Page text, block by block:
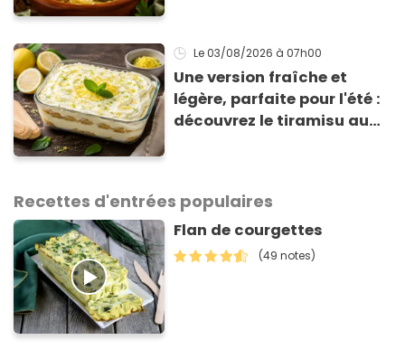
Le 03/08/2026 à 07h00
Une version fraîche et
légère, parfaite pour l'été :
découvrez le tiramisu au
Recettes d'entrées populaires
Flan de courgettes
(49 notes)